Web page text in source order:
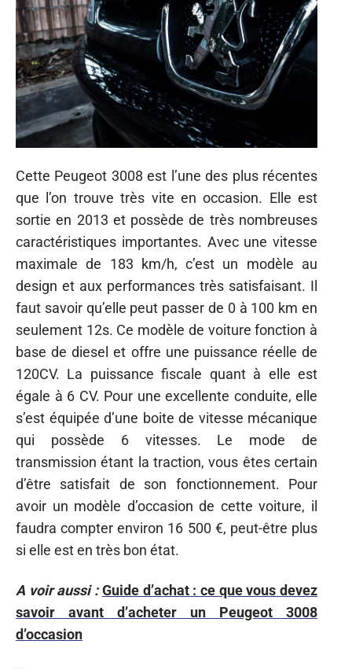
Cette Peugeot 3008 est l’une des plus récentes
que l’on trouve très vite en occasion. Elle est
sortie en 2013 et possède de très nombreuses
caractéristiques importantes. Avec une vitesse
maximale de 183 km/h, c’est un modèle au
design et aux performances très satisfaisant. Il
faut savoir qu’elle peut passer de 0 à 100 km en
seulement 12s. Ce modèle de voiture fonction à
base de diesel et offre une puissance réelle de
120CV. La puissance fiscale quant à elle est
égale à 6 CV. Pour une excellente conduite, elle
s’est équipée d’une boite de vitesse mécanique
qui possède 6 vitesses. Le mode de
transmission étant la traction, vous êtes certain
d’être satisfait de son fonctionnement. Pour
avoir un modèle d’occasion de cette voiture, il
faudra compter environ 16 500 €, peut-être plus
si elle est en très bon état.
A voir aussi : Guide d’achat : ce que vous devez
savoir avant d’acheter un Peugeot 3008
d’occasion